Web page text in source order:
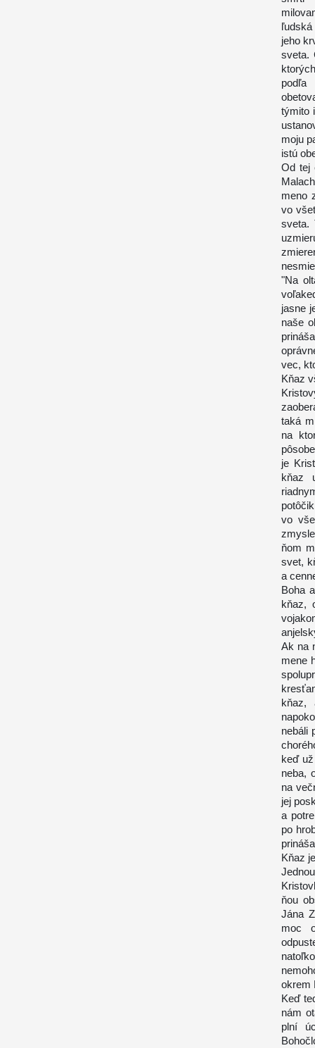
jeho
sveta.
podľa
týmito
moju
istú
Od tej
meno
vo
sveta.
"Na
jasne
naše
vec,
Kňaz
taká
na
je
kňaz
vo
ňom
svet,
a
Boha
kňaz,
Ak na
mene
kňaz,
nebáli
keď
neba,
na
jej
a
po
Kňaz
ňou
Jána
moc
okrem
Keď
nám
plní